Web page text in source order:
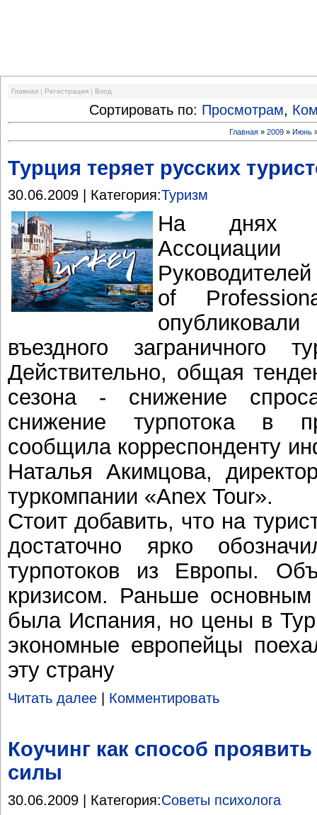
Главная | Регистрация | Вход
Сортировать по: Просмотрам,
Главная »2009 » Июнь
Турция теряет русских
30.06.2009 | Категория:Туризм
На днях
Ассоциации
of
опубликовали
въездного заграничного
Действительно, общая
сезона - снижение
снижение турпотока в
сообщила корреспонденту
Наталья Акимцова,
туркомпании «Anex Tour».
Стоит добавить, что на
достаточно ярко
турпотоков из Европы.
кризисом. Раньше
была Испания, но цены в
экономные европейцы
эту страну
Читать далее | Комментировать
Коучинг как способ
силы
30.06.2009 | Категория:Советы психолога